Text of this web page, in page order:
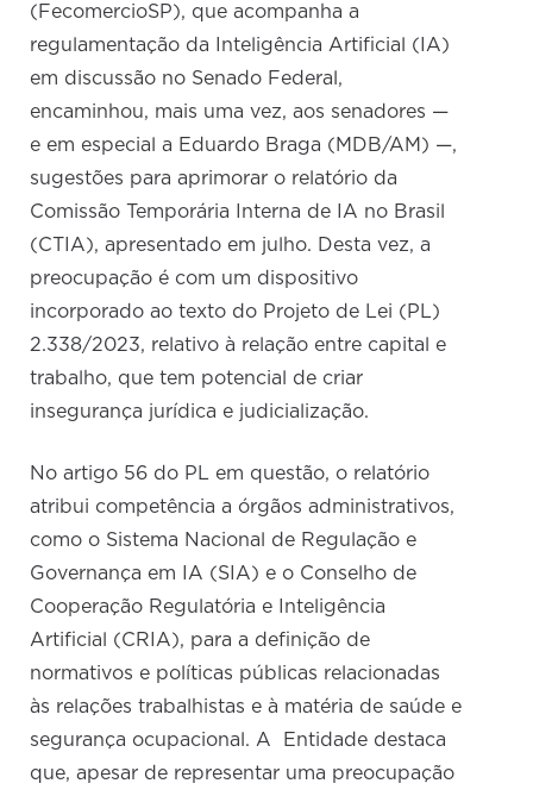
(FecomercioSP), que acompanha a
regulamentação da Inteligência Artificial (IA)
em discussão no Senado Federal,
encaminhou, mais uma vez, aos senadores —
e em especial a Eduardo Braga (MDB/AM) —,
sugestões para aprimorar o relatório da
Comissão Temporária Interna de IA no Brasil
(CTIA), apresentado em julho. Desta vez, a
preocupação é com um dispositivo
incorporado ao texto do Projeto de Lei (PL)
2.338/2023, relativo à relação entre capital e
trabalho, que tem potencial de criar
insegurança jurídica e judicialização.
No artigo 56 do PL em questão, o relatório
atribui competência a órgãos administrativos,
como o Sistema Nacional de Regulação e
Governança em IA (SIA) e o Conselho de
Cooperação Regulatória e Inteligência
Artificial (CRIA), para a definição de
normativos e políticas públicas relacionadas
às relações trabalhistas e à matéria de saúde e
segurança ocupacional. A Entidade destaca
que, apesar de representar uma preocupação